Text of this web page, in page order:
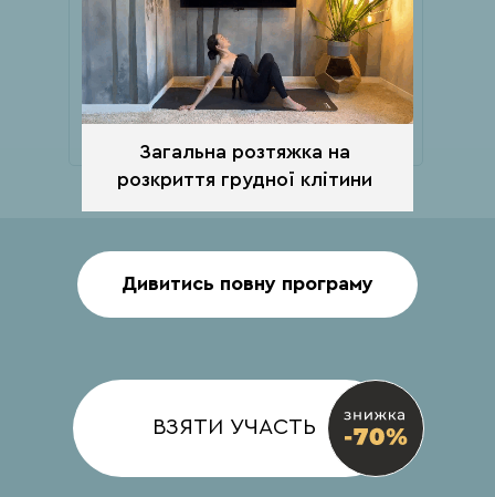
Загальна розтяжка на
розкриття грудної клітини
Дивитись повну програму
ДЕНЬ 10
ВЗЯТИ УЧАСТЬ